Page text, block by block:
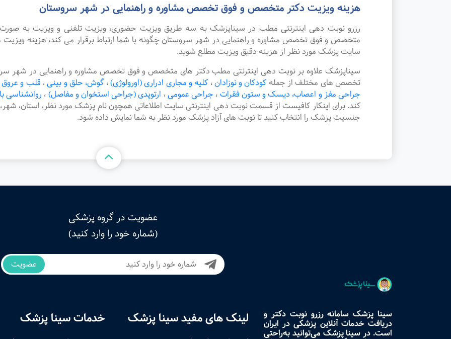
هزینه ویزیت دکتر متخصص و فوق تخصص مشاوره و راهنمایی در شهر سروستان
رزرو نوبت دهی اینترنتی مطب در سیناپزشک به سه طریق ویزیت حضوری، ویزیت تلفنی و ویزیت به
متخصص و فوق تخصص مشاوره و راهنمایی در شهر سروستان چگونه با شما ارتباط برقرار می کند، هزینه ویزیت
سایت پزشک مورد نظر از هزینه دقیق ویزیت مطلع شوید.
سیناپزشک علاوه بر نوبت دهی اینترنتی مطب دکتر های متخصص و فوق تخصص مشاوره و راهنمایی در شهر
تخصص های مختلف از جمله کودکان و نوزادان، کلیه و مجاری ادراری (اورولوژی)، گوش، حلق و بینی، قلب و عروق
جراحی مغز و اعصاب، دیسک و ستون فقرات ، جراحی عمومی، ارتوپدی (جراحی استخوان و مفاصل) ، روانشناسی
کند. برای اینکار کافیست از قسمت نوبت دهی اینترنتی سایت اطلاعاتی همچون نام پزشک مورد نظر،
جنسیت پزشک را انتخاب کنید تا نوبت های آزاد پزشک مورد نظر به شما نمایش داده شود.
عضویت در گروه پزشکی
(شماره خود را وارد کنید)
عضویت
سینا پزشک سامانه رزرو نوبت دکتر و
دریافت خدمات آنلاین پزشکی در ایران
است. در سینا پزشک می‌توانید به‌راحتی
لینک های مفید سینا پزشک خدمات سینا پزشک